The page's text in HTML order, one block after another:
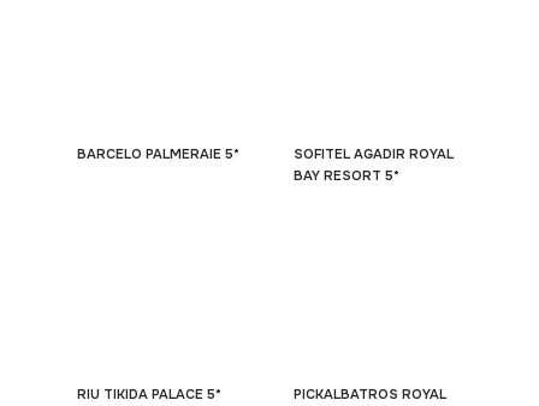
BARCELO PALMERAIE 5*
SOFITEL AGADIR ROYAL
BAY RESORT 5*
RIU TIKIDA PALACE 5*
PICKALBATROS ROYAL